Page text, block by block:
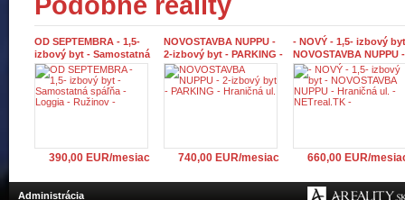
OD SEPTEMBRA - 1,5-
izbový byt - Samostatná
spáľňa - Loggia -
Ružinov -
390,00 EUR/mesiac
NOVOSTAVBA NUPPU -
2-izbový byt - PARKING -
Hraničná ul.
740,00 EUR/mesiac
- NOVÝ - 1,5- izbový
NOVOSTAVBA NUPPU -
Hraničná ul. -
-
660,00 EUR/
Administrácia